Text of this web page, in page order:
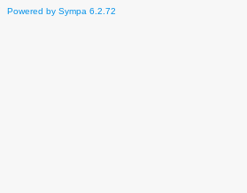
Powered by Sympa 6.2.72